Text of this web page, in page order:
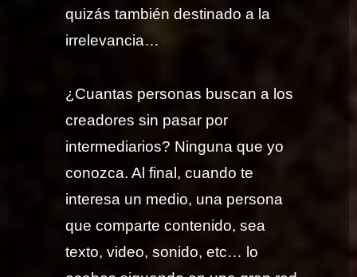
quizás también destinado a la
irrelevancia…
¿Cuantas personas buscan a los
creadores sin pasar por
intermediarios? Ninguna que yo
conozca. Al final, cuando te
interesa un medio, una persona
que comparte contenido, sea
texto, video, sonido, etc… lo